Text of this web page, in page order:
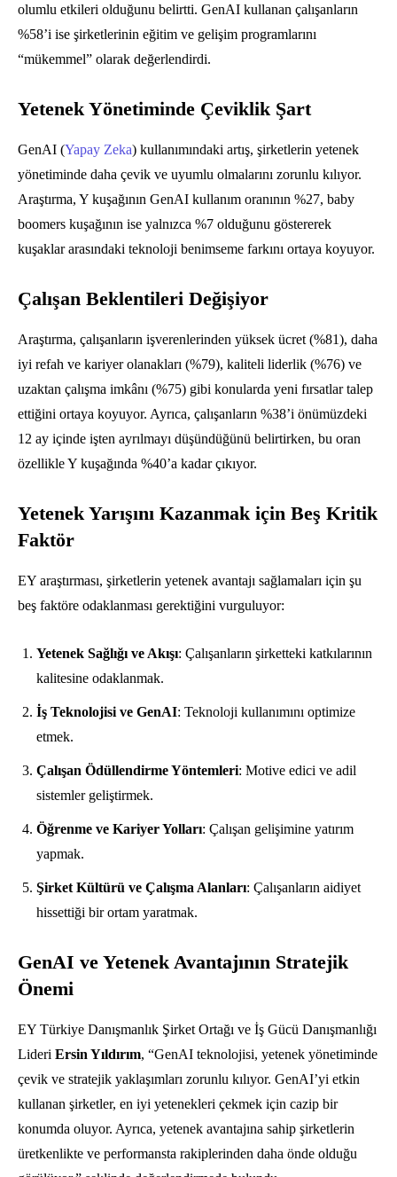
olumlu etkileri olduğunu belirtti. GenAI kullanan çalışanların
%58’i ise şirketlerinin eğitim ve gelişim programlarını
“mükemmel” olarak değerlendirdi.
Yetenek Yönetiminde Çeviklik Şart
GenAI (Yapay Zeka) kullanımındaki artış, şirketlerin yetenek
yönetiminde daha çevik ve uyumlu olmalarını zorunlu kılıyor.
Araştırma, Y kuşağının GenAI kullanım oranının %27, baby
boomers kuşağının ise yalnızca %7 olduğunu göstererek
kuşaklar arasındaki teknoloji benimseme farkını ortaya koyuyor.
Çalışan Beklentileri Değişiyor
Araştırma, çalışanların işverenlerinden yüksek ücret (%81), daha
iyi refah ve kariyer olanakları (%79), kaliteli liderlik (%76) ve
uzaktan çalışma imkânı (%75) gibi konularda yeni fırsatlar talep
ettiğini ortaya koyuyor. Ayrıca, çalışanların %38’i önümüzdeki
12 ay içinde işten ayrılmayı düşündüğünü belirtirken, bu oran
özellikle Y kuşağında %40’a kadar çıkıyor.
Yetenek Yarışını Kazanmak için Beş Kritik
Faktör
EY araştırması, şirketlerin yetenek avantajı sağlamaları için şu
beş faktöre odaklanması gerektiğini vurguluyor:
Yetenek Sağlığı ve Akışı: Çalışanların şirketteki katkılarının
kalitesine odaklanmak.
İş Teknolojisi ve GenAI: Teknoloji kullanımını optimize
etmek.
Çalışan Ödüllendirme Yöntemleri: Motive edici ve adil
sistemler geliştirmek.
Öğrenme ve Kariyer Yolları: Çalışan gelişimine yatırım
yapmak.
Şirket Kültürü ve Çalışma Alanları: Çalışanların aidiyet
hissettiği bir ortam yaratmak.
GenAI ve Yetenek Avantajının Stratejik
Önemi
EY Türkiye Danışmanlık Şirket Ortağı ve İş Gücü Danışmanlığı
Lideri Ersin Yıldırım, “GenAI teknolojisi, yetenek yönetiminde
çevik ve stratejik yaklaşımları zorunlu kılıyor. GenAI’yi etkin
kullanan şirketler, en iyi yetenekleri çekmek için cazip bir
konumda oluyor. Ayrıca, yetenek avantajına sahip şirketlerin
üretkenlikte ve performansta rakiplerinden daha önde olduğu